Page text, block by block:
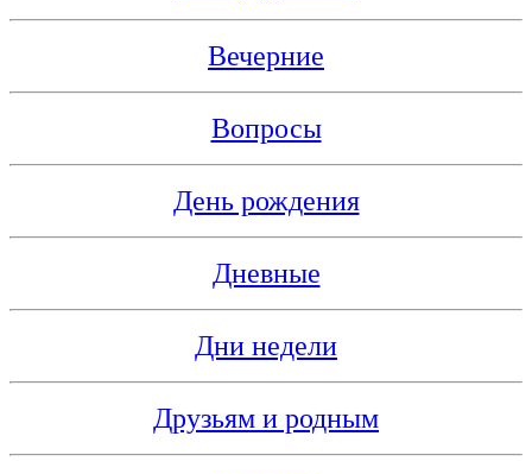
Вечерние
Вопросы
День рождения
Дневные
Дни недели
Друзьям и родным